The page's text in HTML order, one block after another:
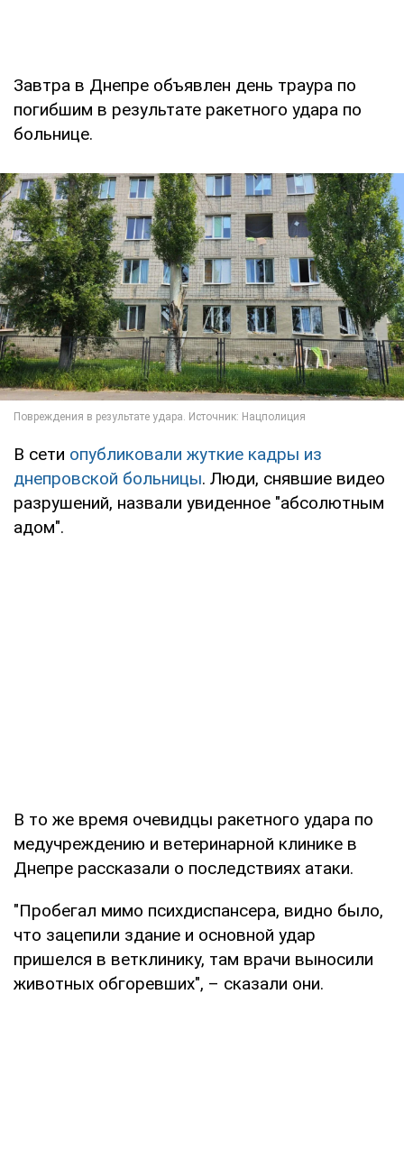
Завтра в Днепре объявлен день траура по
погибшим в результате ракетного удара по
больнице.
В сети опубликовали жуткие кадры из
днепровской больницы. Люди, снявшие видео
разрушений, назвали увиденное "абсолютным
адом".
В то же время очевидцы ракетного удара по
медучреждению и ветеринарной клинике в
Днепре рассказали о последствиях атаки.
"Пробегал мимо психдиспансера, видно было,
что зацепили здание и основной удар
пришелся в ветклинику, там врачи выносили
животных обгоревших", – сказали они.